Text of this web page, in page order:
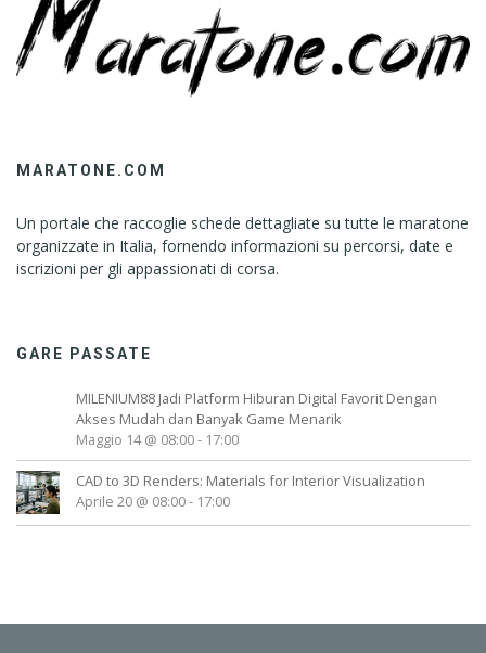
MARATONE.COM
Un portale che raccoglie schede dettagliate su tutte le maratone
organizzate in Italia, fornendo informazioni su percorsi, date e
iscrizioni per gli appassionati di corsa.
GARE PASSATE
MILENIUM88 Jadi Platform Hiburan Digital Favorit Dengan
Akses Mudah dan Banyak Game Menarik
Maggio 14 @ 08:00- 17:00
CAD to 3D Renders: Materials for Interior Visualization
Aprile 20 @ 08:00- 17:00